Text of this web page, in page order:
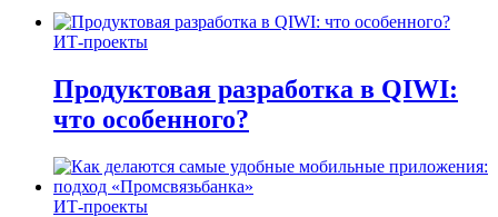
ИТ-проекты
Продуктовая разработка в QIWI:
что особенного?
ИТ-проекты